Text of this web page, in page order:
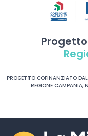
PROGETTO COFINANZIATO
REGIONE CAMPANIA,